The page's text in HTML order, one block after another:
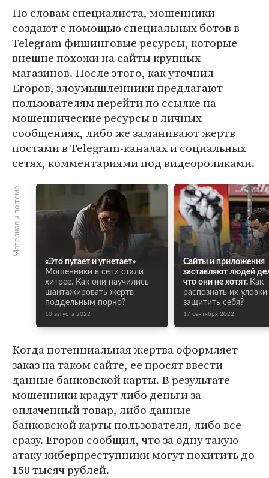
По словам специалиста, мошенники
создают с помощью специальных ботов в
Telegram фишинговые ресурсы, которые
внешне похожи на сайты крупных
магазинов. После этого, как уточнил
Егоров, злоумышленники предлагают
пользователям перейти по ссылке на
мошеннические ресурсы в личных
сообщениях, либо же заманивают жертв
постами в Telegram-каналах и социальных
сетях, комментариями под видеороликами.
Материалы по теме
«Это пугает и угнетает»
Мошенники в сети стали
хитрее. Как они научились
шантажировать жертв
поддельным порно?
10 августа 2022
Сайты и приложения
заставляют людей
что они не хотят. Как
распознать их
защитить себя?
17 сентября 2022
Когда потенциальная жертва оформляет
заказ на таком сайте, ее просят ввести
данные банковской карты. В результате
мошенники крадут либо деньги за
оплаченный товар, либо данные
банковской карты пользователя, либо все
сразу. Егоров сообщил, что за одну такую
атаку киберпреступники могут похитить до
150 тысяч рублей.